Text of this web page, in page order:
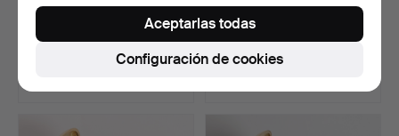
RELOJ DE BOLSILLO,
Subastado 11 jul 2022
RELOJ DE BOLSILLO, 14k
oro con guardapolvo…
Subastado 12 jun 2026
5 pujas
Configuración de cookies
Aceptarlas todas